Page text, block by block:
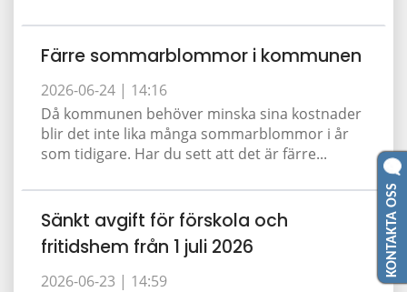
Färre sommarblommor i kommunen
2026-06-24 | 14:16
Då kommunen behöver minska sina kostnader
blir det inte lika många sommarblommor i år
som tidigare. Har du sett att det är färre...
Sänkt avgift för förskola och
fritidshem från 1 juli 2026
2026-06-23 | 14:59
KONTAKTA OSS